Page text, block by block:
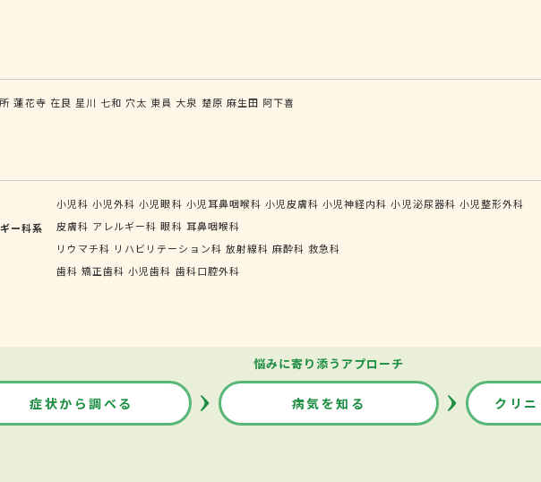
蓮花寺 在良 星川 七和 穴太 東員 大泉 楚原 麻生田 阿下喜
小児科 小児外科 小児眼科 小児耳鼻咽喉科 小児皮膚科 小児神経内科 小児泌尿器科 小児整形外科
ー科系
皮膚科 アレルギー科 眼科 耳鼻咽喉科
リウマチ科 リハビリテーション科 放射線科 麻酔科 救急科
歯科 矯正歯科 小児歯科 歯科口腔外科
悩みに寄り添うアプローチ
症状から調べる 病気を知る クリ